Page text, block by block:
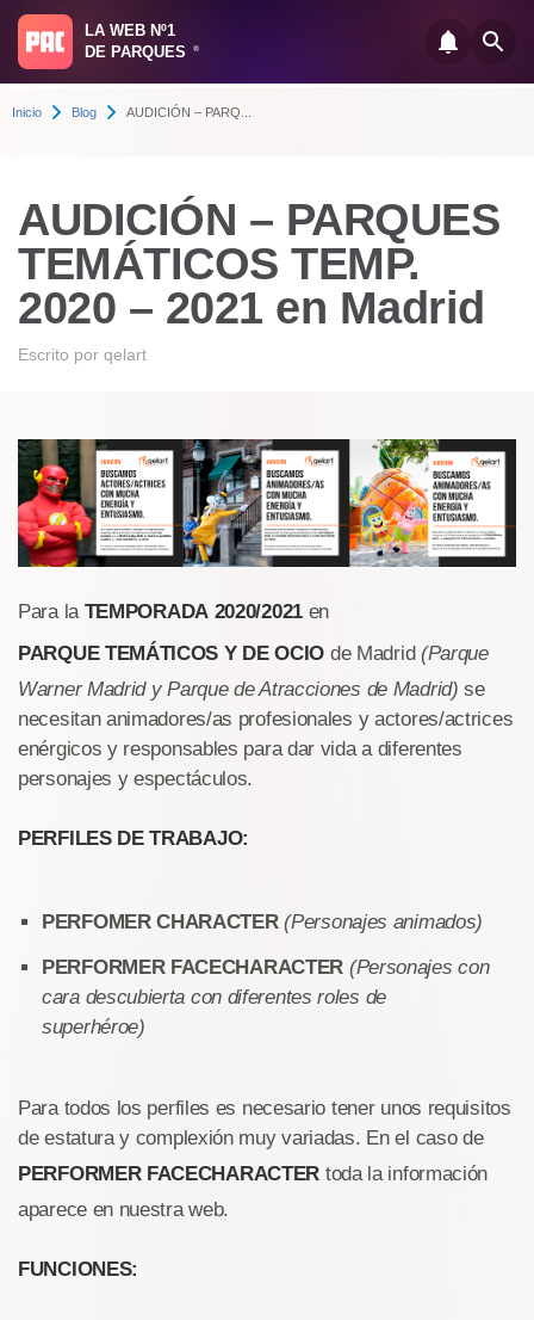
LA WEB Nº1
DE PARQUES
®
Inicio Blog AUDICIÓN – PARQ...
AUDICIÓN – PARQUES
TEMÁTICOS TEMP.
2020 – 2021 en Madrid
Escrito por qelart
Para la TEMPORADA 2020/2021en
PARQUE TEMÁTICOS Y DE OCIO de Madrid (Parque
Warner Madrid y Parque de Atracciones de Madrid) se
necesitan animadores/as profesionales y actores/actrices
enérgicos y responsables para dar vida a diferentes
personajes y espectáculos.
PERFILES DE TRABAJO:
PERFOMER CHARACTER (Personajes animados)
PERFORMER FACECHARACTER (Personajes con
cara descubierta con diferentes roles de
superhéroe)
Para todos los perfiles es necesario tener unos requisitos
de estatura y complexión muy variadas. En el caso de
PERFORMER FACECHARACTER toda la información
aparece en nuestra web.
FUNCIONES: